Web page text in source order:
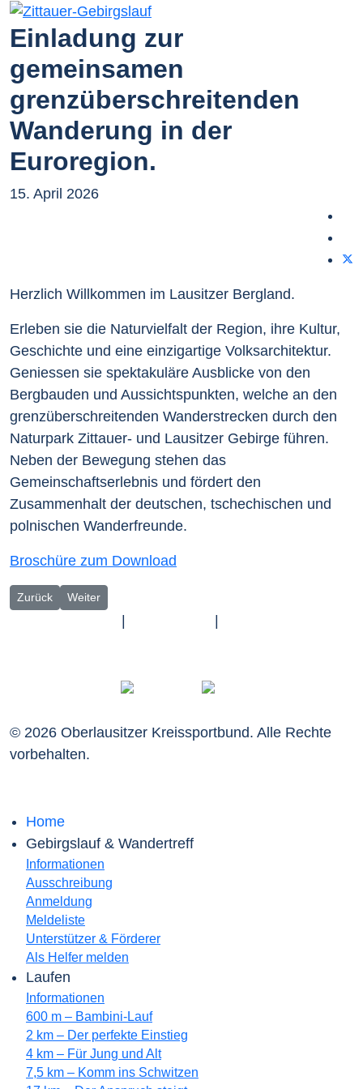
Einladung zur
gemeinsamen
grenzüberschreitenden
Wanderung in der
Euroregion.
15. April 2026
Herzlich Willkommen im Lausitzer Bergland.
Erleben sie die Naturvielfalt der Region, ihre Kultur,
Geschichte und eine einzigartige Volksarchitektur.
Geniessen sie spektakuläre Ausblicke von den
Bergbauden und Aussichtspunkten, welche an den
grenzüberschreitenden Wanderstrecken durch den
Naturpark Zittauer- und Lausitzer Gebirge führen.
Neben der Bewegung stehen das
Gemeinschaftserlebnis und fördert den
Zusammenhalt der deutschen, tschechischen und
polnischen Wanderfreunde.
Broschüre zum Download
Vorheriger Beitrag: Gemeinsam Wandern in der Euroregion
Zurück Nächster Beitrag: Der Verein Feierte würdevoll ein
Weiter
| |
© 2026 Oberlausitzer Kreissportbund. Alle Rechte
vorbehalten.
Home
Gebirgslauf & Wandertreff
Informationen
Ausschreibung
Anmeldung
Meldeliste
Unterstützer & Förderer
Als Helfer melden
Laufen
Informationen
600 m – Bambini-Lauf
2 km – Der perfekte Einstieg
4 km – Für Jung und Alt
7,5 km – Komm ins Schwitzen